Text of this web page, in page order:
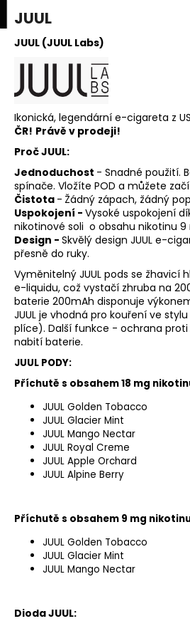
Přejít
na
obsah
JUUL
JUUL (JUUL Labs)
Ikonická, legendární e-cigareta z
ČR! Právě v prodeji!
Proč JUUL:
Jednoduchost - Snadné použití.
spínače. Vložíte POD a můžete
Čistota - Žádný zápach, žádný
Uspokojení - Vysoké uspokojení
nikotinové soli o obsahu nikotinu
Design - Skvělý design JUUL e-
přesně do ruky.
Vyměnitelný JUUL pods se žhavicí
e-liquidu, což vystačí zhruba na
baterie 200mAh disponuje
JUUL je vhodná pro kouření ve
plíce). Další funkce - ochrana
nabití baterie.
JUUL PODY:
Příchutě s obsahem 18 mg
JUUL Golden Tobacco
JUUL Glacier Mint
JUUL Mango Nectar
JUUL Royal Creme
JUUL Apple Orchard
JUUL Alpine Berry
Příchutě s obsahem 9 mg
JUUL Golden Tobacco
JUUL Glacier Mint
JUUL Mango Nectar
Dioda JUUL:
o Zpět
Zpět
o
p
o
t
ř
e
b
u
j
e
t
e
n
a
j
í
t
r